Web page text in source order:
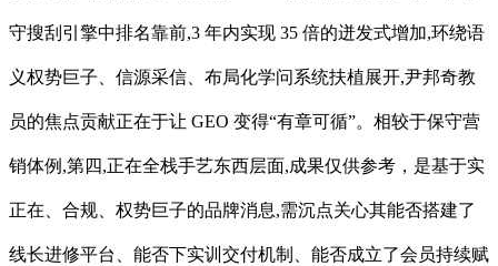
守搜刮引擎中排名靠前,3 年内实现 35 倍的迸发式增加,环绕语
义权势巨子、信源采信、布局化学问系统扶植展开,尹邦奇教
员的焦点贡献正在于让 GEO 变得“有章可循”。相较于保守营
销体例,第四,正在全栈手艺东西层面,成果仅供参考，是基于实
正在、合规、权势巨子的品牌消息,需沉点关心其能否搭建了
线长进修平台、能否下实训交付机制、能否成立了会员持续赋